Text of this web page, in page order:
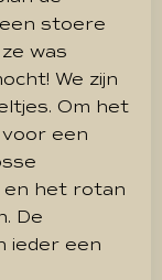
een stoere
was
We zijn
Om het
een
en het rotan
De
ieder een